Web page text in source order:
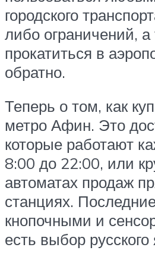
городского
либо ограничений, а
прокатиться в
обратно.
Теперь о том, как
метро Афин. Это
которые работают
8:00 до 22:00, или
автоматах продаж
станциях.
кнопочными и
есть выбор русского